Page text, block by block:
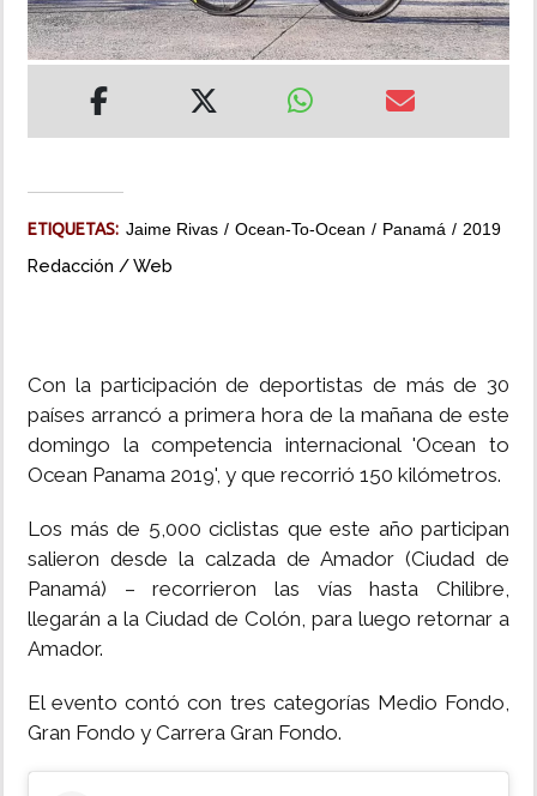
MULTIMEDIA
ETIQUETAS: Jaime Rivas Ocean-To-Ocean Panamá 2019
Redacción / Web
Con la participación de deportistas de más de 30
países arrancó a primera hora de la mañana de este
domingo la competencia internacional 'Ocean to
Ocean Panama 2019', y que recorrió 150 kilómetros.
Los más de 5,000 ciclistas que este año participan
salieron desde la calzada de Amador (Ciudad de
Panamá) – recorrieron las vías hasta Chilibre,
llegarán a la Ciudad de Colón, para luego retornar a
Amador.
El evento contó con tres categorías Medio Fondo,
Gran Fondo y Carrera Gran Fondo.